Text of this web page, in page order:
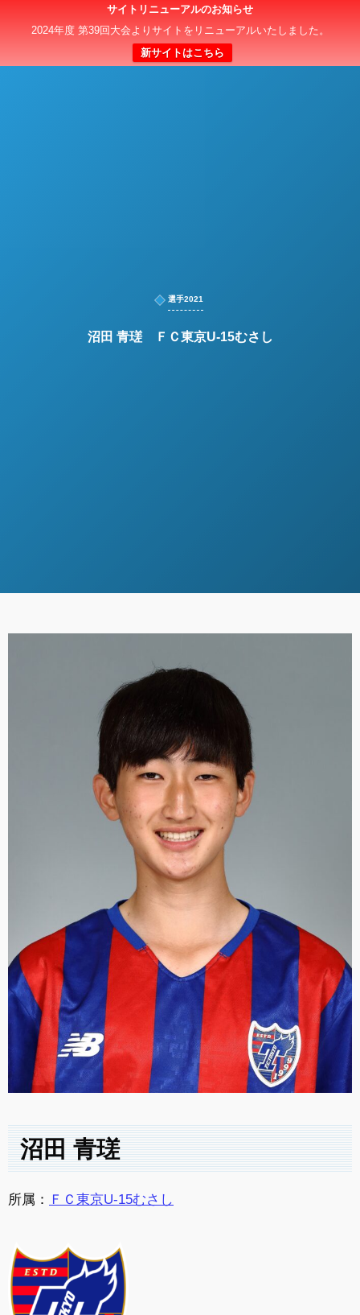
サイトリニューアルのお知らせ
2024年度 第39回大会よりサイトをリニューアルいたしました。
新サイトはこちら
日本クラブユースサッカー選手権（U-15）大会
選手2021
沼田 青瑳 ＦＣ東京U-15むさし
沼田 青瑳
所属： ＦＣ東京U-15むさし